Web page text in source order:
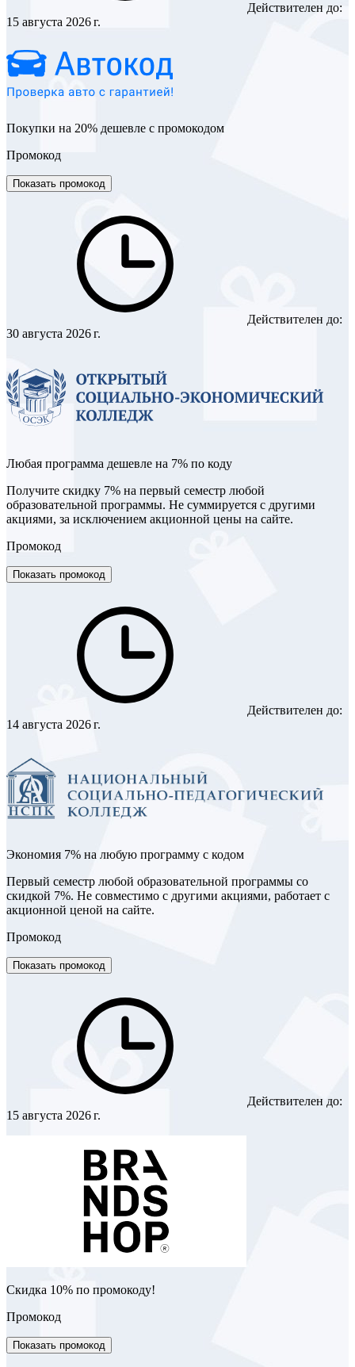
Действителен до:
15 августа 2026 г.
Покупки на 20% дешевле с промокодом
Промокод
Показать промокод
Действителен до:
30 августа 2026 г.
Любая программа дешевле на 7% по коду
Получите скидку 7% на первый семестр любой
образовательной программы. Не суммируется с другими
акциями, за исключением акционной цены на сайте.
Промокод
Показать промокод
Действителен до:
14 августа 2026 г.
Экономия 7% на любую программу с кодом
Первый семестр любой образовательной программы со
скидкой 7%. Не совместимо с другими акциями, работает с
акционной ценой на сайте.
Промокод
Показать промокод
Действителен до:
15 августа 2026 г.
Скидка 10% по промокоду!
Промокод
Показать промокод